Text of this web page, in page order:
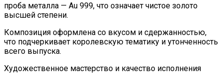
проба металла — Au 999, что означает чистое золото
высшей степени.
Композиция оформлена со вкусом и сдержанностью,
что подчеркивает королевскую тематику и утонченность
всего выпуска.
Художественное мастерство и качество исполнения